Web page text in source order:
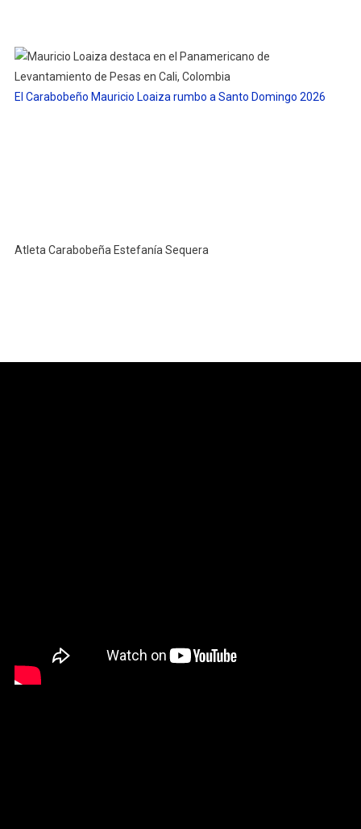
El Carabobeño Mauricio Loaiza rumbo a Santo Domingo 2026
Atleta Carabobeña Estefanía Sequera